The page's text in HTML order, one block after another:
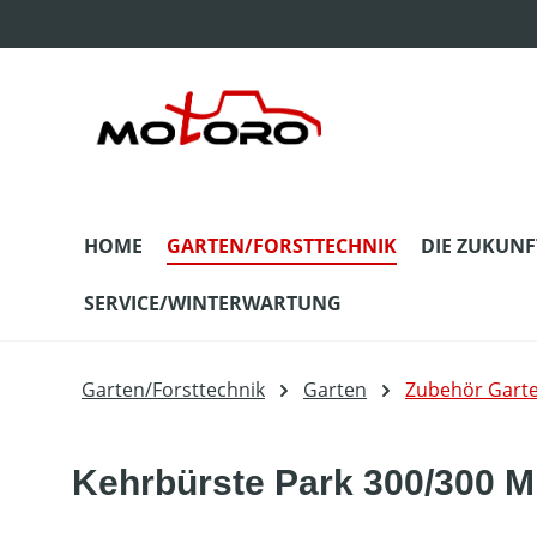
HOME GARTEN/FORSTTECHNIK DIE
SERVICE/WINTERWARTUNG
Garten/Forsttechnik Garten Zubehör
Kehrbürste Park 300/300 M